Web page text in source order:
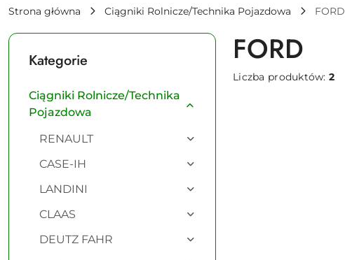
Strona główna Ciągniki Rolnicze/Technika Pojazdowa FORD
Kategorie
Ciągniki Rolnicze/Technika
Pojazdowa
RENAULT
CASE-IH
LANDINI
CLAAS
DEUTZ FAHR
FORD
Liczba produktów:2